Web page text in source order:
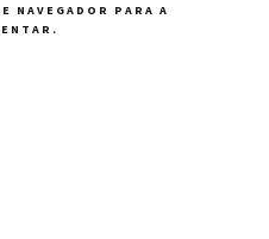
NAVEGADOR PARA A